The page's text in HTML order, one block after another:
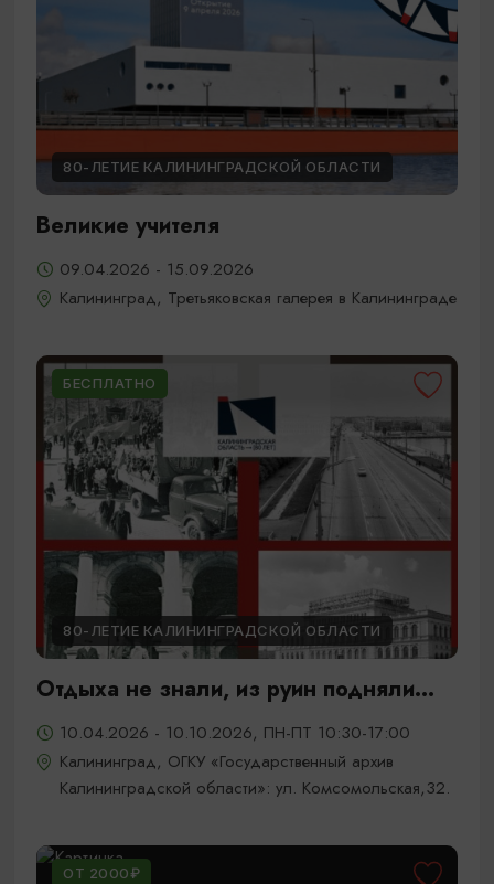
80-ЛЕТИЕ КАЛИНИНГРАДСКОЙ ОБЛАСТИ
Великие учителя
09.04.2026 - 15.09.2026
Калининград, Третьяковская галерея в Калининграде
БЕСПЛАТНО
80-ЛЕТИЕ КАЛИНИНГРАДСКОЙ ОБЛАСТИ
Отдыха не знали, из руин подняли...
10.04.2026 - 10.10.2026, ПН-ПТ 10:30-17:00
Калининград, ОГКУ «Государственный архив
Калининградской области»: ул. Комсомольская,32.
ОТ 2000₽